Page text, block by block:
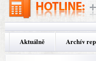
Aktuálně Archív